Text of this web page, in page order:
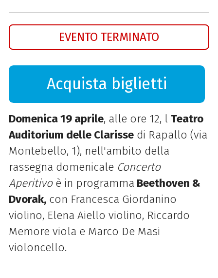
EVENTO TERMINATO
Acquista biglietti
Domenica 19 aprile, alle ore 12, l Teatro
Auditorium delle Clarissedi Rapallo (via
Montebello, 1), nell'ambito della
rassegna domenicale Concerto
Aperitivo è in programma Beethoven &
Dvorak,con Francesca Giordanino
violino, Elena Aiello violino, Riccardo
Memore viola e Marco De Masi
violoncello.